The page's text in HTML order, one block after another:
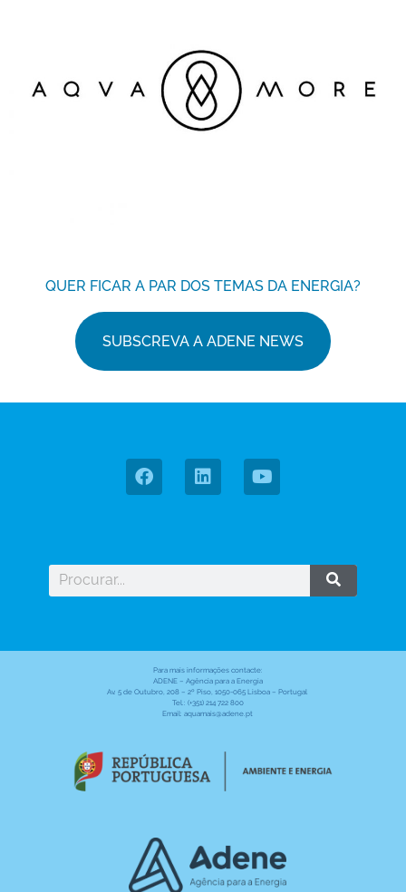
QUER FICAR A PAR DOS TEMAS DA ENERGIA?
SUBSCREVA A ADENE NEWS
Para mais informações contacte:
ADENE – Agência para a Energia
Av. 5 de Outubro, 208 – 2º Piso, 1050-065 Lisboa – Portugal
Tel.: (+351) 214 722 800
Email: aquamais@adene.pt